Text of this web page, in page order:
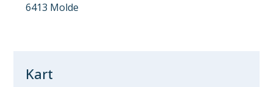
6413 Molde
Kart